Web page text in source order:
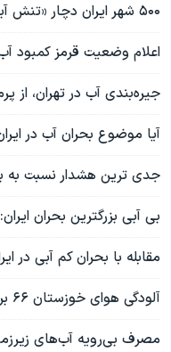
۵۰۰ شهر ایران دچار «تنش آبی» است
اعلام وضعیت قرمز کمبود
جیره‌بندی آب در تهران، از
آیا موضوع بحران آب در
جدی ترین هشدار نسبت به
بی آبی بزرگترین بحران
مقابله با بحران کم آبی در
آلودگی هوای خوزستان ۶۶ برابر حد مجاز اعلام شد
مصرف بی‌رویه آب‌های